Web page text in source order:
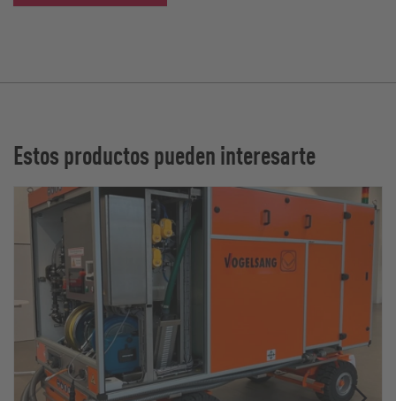
Estos productos pueden interesarte